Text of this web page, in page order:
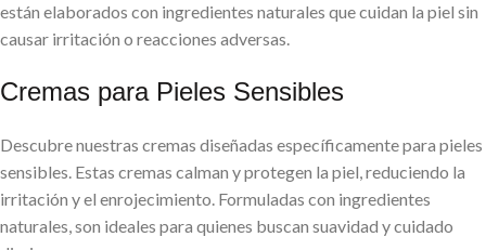
están elaborados con ingredientes naturales que cuidan la piel sin
causar irritación o reacciones adversas.
Cremas para Pieles Sensibles
Descubre nuestras cremas diseñadas específicamente para pieles
sensibles. Estas cremas calman y protegen la piel, reduciendo la
irritación y el enrojecimiento. Formuladas con ingredientes
naturales, son ideales para quienes buscan suavidad y cuidado